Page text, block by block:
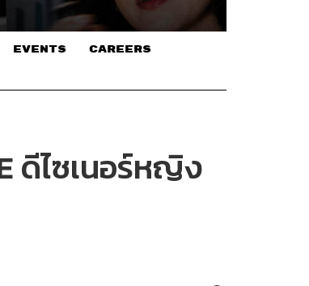
EVENTS CAREERS
ดีไซเนอร์หญิง